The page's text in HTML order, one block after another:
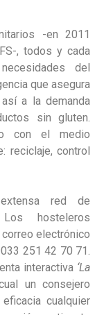
-en 2011
, todos y cada
del
que asegura
a la demanda
sin gluten.
con el medio
reciclaje, control
red de
hosteleros
electrónico
251 42 70 71.
interactiva ‘La
un consejero
cualquier